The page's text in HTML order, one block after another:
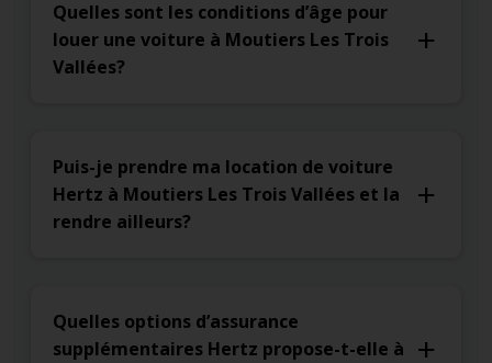
Quelles sont les conditions d’âge pour
louer une voiture à Moutiers Les Trois
Vallées?
Puis-je prendre ma location de voiture
Hertz à Moutiers Les Trois Vallées et la
rendre ailleurs?
Quelles options d’assurance
supplémentaires Hertz propose-t-elle à